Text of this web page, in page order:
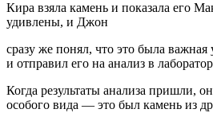
Кира взяла камень и показала его
удивлены, и Джон
сразу же понял, что это была
и отправил его на анализ в
Когда результаты анализа пришли,
особого вида — это был камень из